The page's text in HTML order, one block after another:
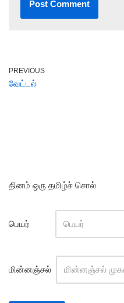
PREVIOUS
வேட்டல்
தினம் ஒரு தமிழ்ச் சொல்
பெயர்
மின்னஞ்சல்